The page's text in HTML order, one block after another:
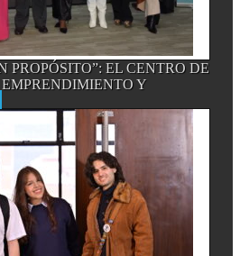
PROPÓSITO”: EL CENTRO DE
Y